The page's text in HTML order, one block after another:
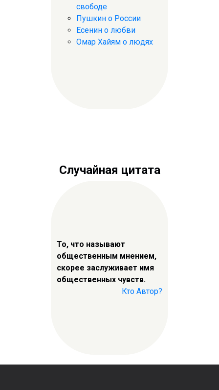
свободе
Пушкин о России
Есенин о любви
Омар Хайям о людях
Случайная цитата
То, что называют
общественным мнением,
скорее заслуживает имя
общественных чувств.
Кто Автор?